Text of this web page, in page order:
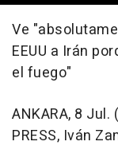
Ve
EEUU a Irán
el fuego"
ANKARA, 8 Jul.
PRESS, Iván